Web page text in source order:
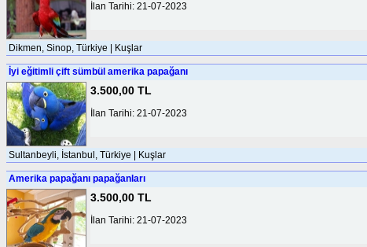
İlan Tarihi: 21-07-2023
Dikmen, Sinop, Türkiye | Kuşlar
İyi eğitimli çift sümbül amerika papağanı
3.500,00 TL
İlan Tarihi: 21-07-2023
Sultanbeyli, İstanbul, Türkiye | Kuşlar
Amerika papağanı papağanları
3.500,00 TL
İlan Tarihi: 21-07-2023